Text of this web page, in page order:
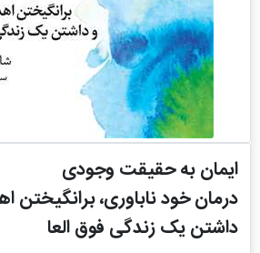
ایمان به حقیقت وجودی
درمان خود ناباوری، برانگیختن
داشتن یک زندگی فوق‏ العا